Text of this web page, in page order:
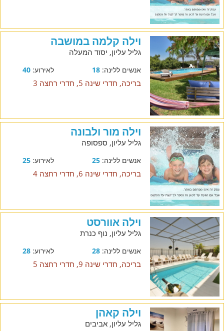
וילה קלמה במושבה
גליל עליון, יסוד המעלה
אנשים ללינה:18 לאירוע:40
בריכה, חדרי שינה 5, חדרי רחצה 3
וילה מור ולבונה
גליל עליון, ספסופה
אנשים ללינה:25 לאירוע:25
בריכה, חדרי שינה 6, חדרי רחצה 4
וילה אוורסט
גליל עליון, נוף כנרת
אנשים ללינה:28 לאירוע:28
בריכה, חדרי שינה 9, חדרי רחצה 5
וילה קאהן
גליל עליון, אביבים